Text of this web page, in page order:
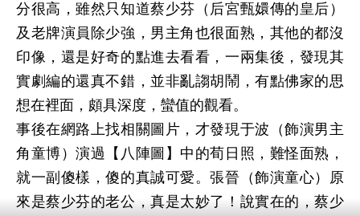
分很高，雖然只知道蔡少芬（后宮甄嬛傳的皇后）
及老牌演員除少強，男主角也很面熟，其他的都沒
印像，還是好奇的點進去看看，一兩集後，發現其
實劇編的還真不錯，並非亂謅胡鬧，有點佛家的思
想在裡面，頗具深度，蠻值的觀看。
事後在網路上找相關圖片，才發現于波（飾演男主
角童博）演過【八陣圖】中的荀日照，難怪面熟，
就一副傻樣，傻的真誠可愛。張晉（飾演童心）原
來是蔡少芬的老公，真是太妙了！說實在的，蔡少